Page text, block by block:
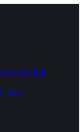
kártyával
(pDL)